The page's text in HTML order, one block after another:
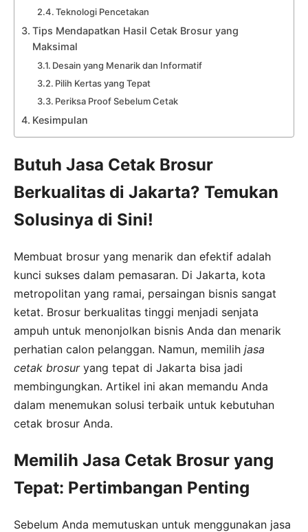
Teknologi Pencetakan
Tips Mendapatkan Hasil Cetak Brosur yang
Maksimal
Desain yang Menarik dan Informatif
Pilih Kertas yang Tepat
Periksa Proof Sebelum Cetak
Kesimpulan
Butuh Jasa Cetak Brosur
Berkualitas di Jakarta? Temukan
Solusinya di Sini!
Membuat brosur yang menarik dan efektif adalah
kunci sukses dalam pemasaran. Di Jakarta, kota
metropolitan yang ramai, persaingan bisnis sangat
ketat. Brosur berkualitas tinggi menjadi senjata
ampuh untuk menonjolkan bisnis Anda dan menarik
perhatian calon pelanggan. Namun, memilih jasa
cetak brosuryang tepat di Jakarta bisa jadi
membingungkan. Artikel ini akan memandu Anda
dalam menemukan solusi terbaik untuk kebutuhan
cetak brosur Anda.
Memilih Jasa Cetak Brosur yang
Tepat: Pertimbangan Penting
Sebelum Anda memutuskan untuk menggunakan jasa